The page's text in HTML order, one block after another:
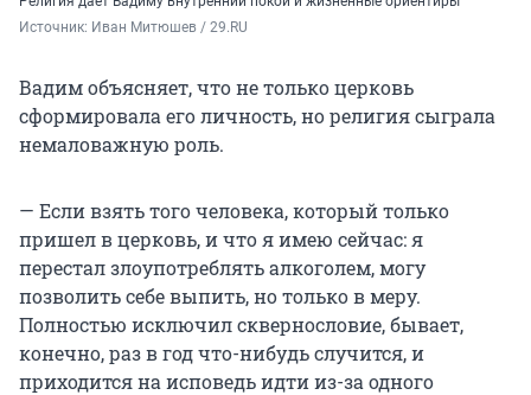
Источник: Иван Митюшев / 29.RU
Вадим объясняет, что не только церковь
сформировала его личность, но религия сыграла
немаловажную роль.
— Если взять того человека, который только
пришел в церковь, и что я имею сейчас: я
перестал злоупотреблять алкоголем, могу
позволить себе выпить, но только в меру.
Полностью исключил сквернословие, бывает,
конечно, раз в год что-нибудь случится, и
приходится на исповедь идти из-за одного